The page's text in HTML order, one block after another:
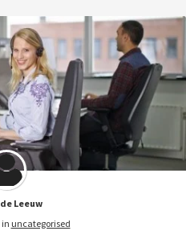
Leeuw
in uncategorised